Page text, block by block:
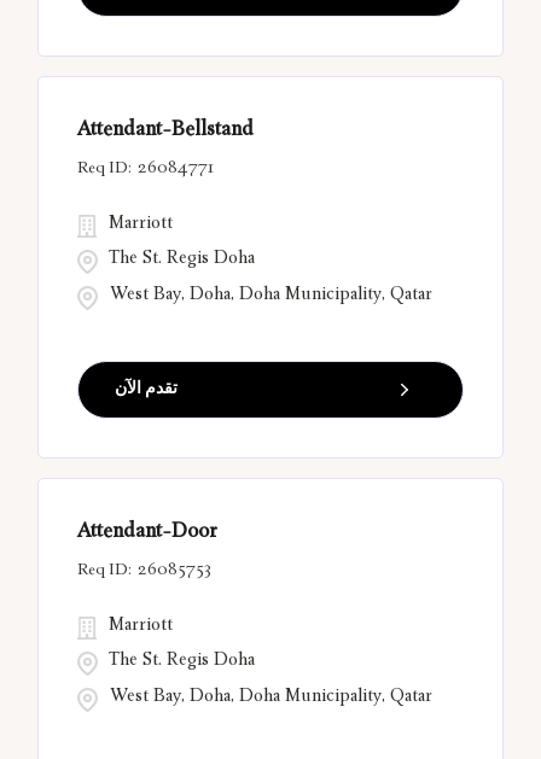
Attendant-Bellstand
26084771
West Bay, Doha, Doha Municipality, Qatar
Marriott
The St. Regis Doha
تقدم الآن
Attendant-Door
26085753
West Bay, Doha, Doha Municipality, Qatar
Marriott
The St. Regis Doha